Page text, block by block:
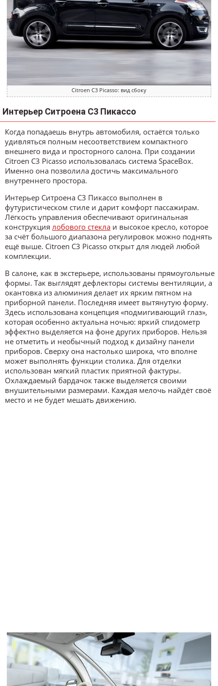
Citroen C3 Picasso: вид сбоку
Интерьер Ситроена С3 Пикассо
Когда попадаешь внутрь автомобиля, остаётся только
удивляться полным несоответствием компактного
внешнего вида и просторного салона. При создании
Citroen C3 Picasso использовалась система SpaceBox.
Именно она позволила достичь максимального
внутреннего простора.
Интерьер Ситроена С3 Пикассо выполнен в
футуристическом стиле и дарит комфорт пассажирам.
Лёгкость управления обеспечивают оригинальная
конструкция лобового стекла и высокое кресло, которое
за счёт большого диапазона регулировок можно поднять
ещё выше. Citroen C3 Picasso открыт для людей любой
комплекции.
В салоне, как в экстерьере, использованы прямоугольные
формы. Так выглядят дефлекторы системы вентиляции, а
окантовка из алюминия делает их ярким пятном на
приборной панели. Последняя имеет вытянутую форму.
Здесь использована концепция «подмигивающий глаз»,
которая особенно актуальна ночью: яркий спидометр
эффектно выделяется на фоне других приборов. Нельзя
не отметить и необычный подход к дизайну панели
приборов. Сверху она настолько широка, что вполне
может выполнять функции столика. Для отделки
использован мягкий пластик приятной фактуры.
Охлаждаемый бардачок также выделяется своими
внушительными размерами. Каждая мелочь найдёт своё
место и не будет мешать движению.